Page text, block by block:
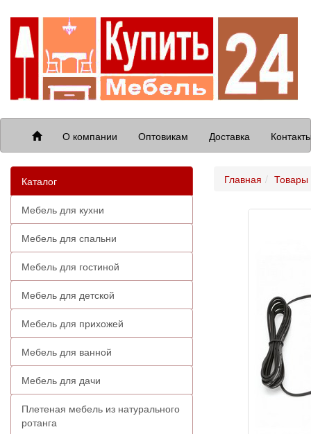
О компании Оптовикам Доставка
Каталог
Мебель для кухни
Мебель для спальни
Мебель для гостиной
Мебель для детской
Мебель для прихожей
Мебель для ванной
Мебель для дачи
Плетеная мебель из натурального
ротанга
Главная Товары